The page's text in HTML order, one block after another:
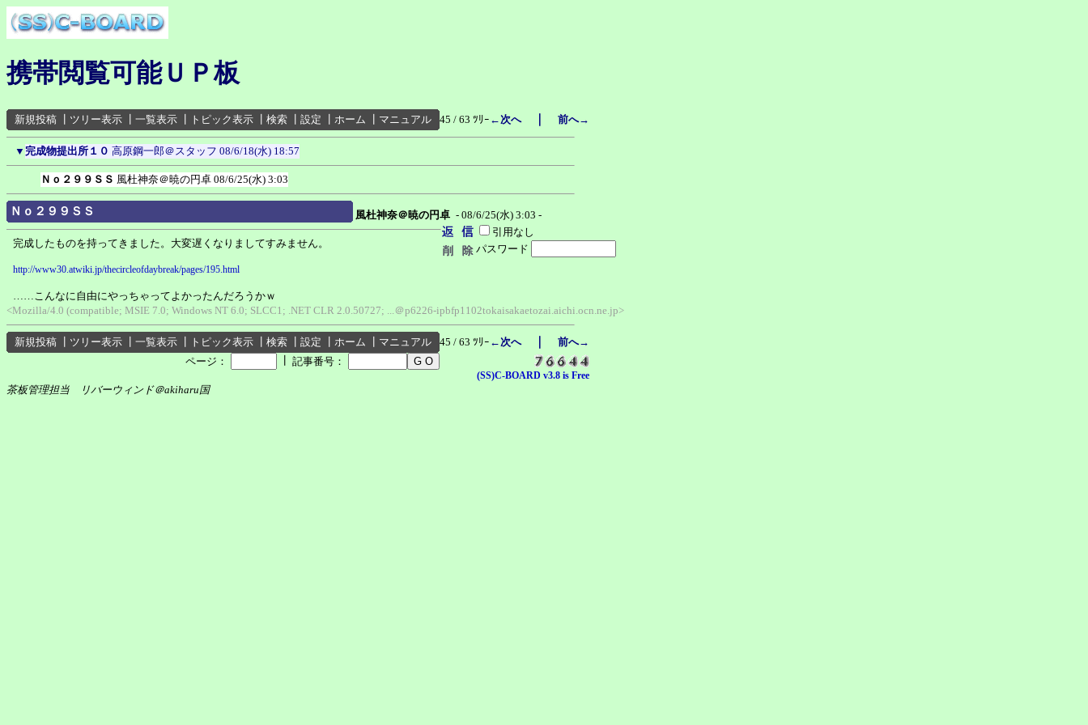
携帯閲覧可能ＵＰ板
新規投稿 ツリー表示 一覧表示 トピック表示 検索 設定 ホーム マニュアル 45 / 63 ﾂﾘｰ ←次へ｜ 前へ→
▼ 完成物提出所１０ 高原鋼一郎＠スタッフ 08/6/18(水) 18:57
Ｎｏ２９９ＳＳ 風杜神奈＠暁の円卓 08/6/25(水) 3:03
Ｎｏ２９９ＳＳ 風杜神奈＠暁の円卓 - 08/6/25(水) 3:03 -
引用なし
パスワード
完成したものを持ってきました。大変遅くなりましてすみません。
http://www30.atwiki.jp/thecircleofdaybreak/pages/195.html
……こんなに自由にやっちゃってよかったんだろうかｗ
<Mozilla/4.0 (compatible; MSIE 7.0; Windows NT 6.0; SLCC1; .NET CLR 2.0.50727; ...＠p6226-ipbfp1102tokaisakaetozai.aichi.ocn.ne.jp>
新規投稿 ツリー表示 一覧表示 トピック表示 検索 設定 ホーム マニュアル 45 / 63 ﾂﾘｰ ←次へ｜ 前へ→
ページ：
記事番号：
(SS)C-BOARD v3.8 is Free
茶板管理担当 リバーウィンド＠akiharu国